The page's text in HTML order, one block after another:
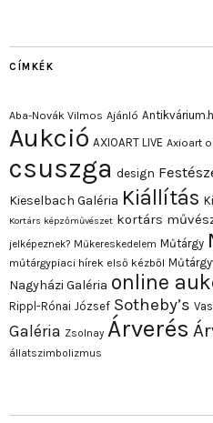
CÍMKÉK
Aba-Novák Vilmos Ajánló
Aukció AXIOART LIVE Axioart
csuszga design
Kieselbach Galéria Kiállítás
Kortárs képzőművészet kortárs
jelképeznek? Műkereskedelem Műtárgy
műtárgypiaci hírek első kézből
Nagyházi Galéria online
Rippl-Rónai József Sotheby’s
Galéria Zsolnay Árverés
állatszimbolizmus